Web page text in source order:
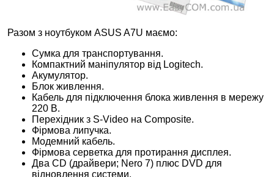
Разом з ноутбуком ASUS A7U маємо:
Сумка для транспортування.
Компактний маніпулятор від Logitech.
Акумулятор.
Блок живлення.
Кабель для підключення блока живлення в мережу
220 В.
Перехідник з S-Video на Composite.
Фірмова липучка.
Модемний кабель.
Фірмова серветка для протирання дисплея.
Два CD (драйвери; Nero 7) плюс DVD для
відновлення системи.